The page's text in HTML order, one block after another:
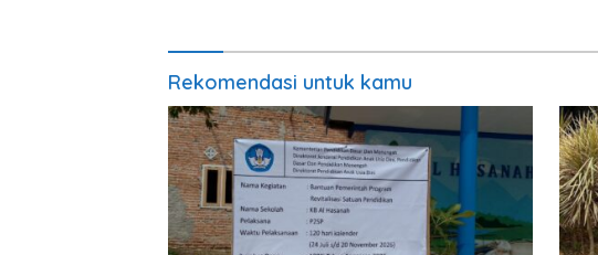
Rekomendasi untuk kamu